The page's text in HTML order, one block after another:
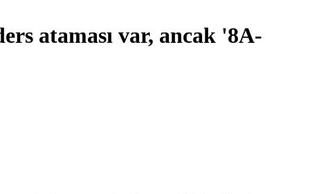
ataması var, ancak '8A-